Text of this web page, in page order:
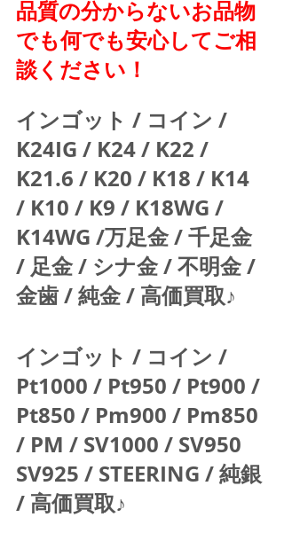
品質の分からないお品物
でも何でも安心してご相
談ください！
インゴット / コイン /
K24IG / K24 / K22 /
K21.6 / K20 / K18 / K14
/ K10 / K9 / K18WG /
K14WG /万足金 / 千足金
/ 足金 / シナ金 / 不明金 /
金歯 / 純金 / 高価買取♪
インゴット / コイン /
Pt1000 / Pt950 / Pt900 /
Pt850 / Pm900 / Pm850
/ PM / SV1000 / SV950
SV925 / STEERING / 純銀
/ 高価買取♪